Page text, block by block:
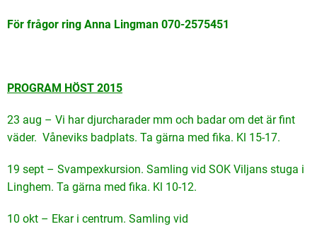
För frågor ring Anna Lingman 070-2575451
PROGRAM HÖST 2015
23 aug – Vi har djurcharader mm och badar om det är fint
väder. Våneviks badplats. Ta gärna med fika. Kl 15-17.
19 sept – Svampexkursion. Samling vid SOK Viljans stuga i
Linghem. Ta gärna med fika. Kl 10-12.
10 okt – Ekar i centrum. Samling vid